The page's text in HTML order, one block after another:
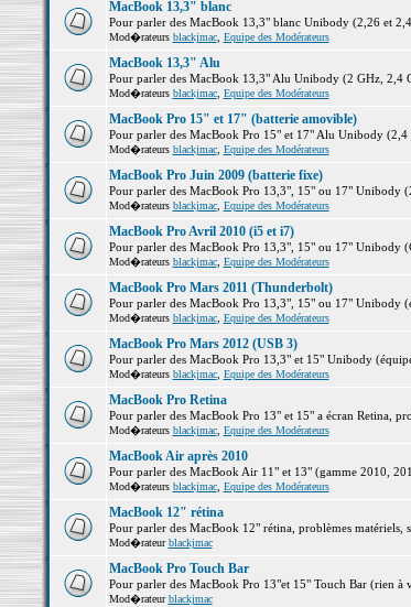
MacBook 13,3" blanc
Pour parler des MacBook 13,3" blanc Unibody (2,26 et
Mod�rateurs blackjmac, Equipe des Modérateurs
MacBook 13,3" Alu
Pour parler des MacBook 13,3" Alu Unibody (2 GHz, 2,4
Mod�rateurs blackjmac, Equipe des Modérateurs
MacBook Pro 15" et 17" (batterie amovible)
Pour parler des MacBook Pro 15" et 17" Alu Unibody
Mod�rateurs blackjmac, Equipe des Modérateurs
MacBook Pro Juin 2009 (batterie fixe)
Pour parler des MacBook Pro 13,3", 15" ou 17" Unibody
Mod�rateurs blackjmac, Equipe des Modérateurs
MacBook Pro Avril 2010 (i5 et i7)
Pour parler des MacBook Pro 13,3", 15" ou 17" Unibody
Mod�rateurs blackjmac, Equipe des Modérateurs
MacBook Pro Mars 2011 (Thunderbolt)
Pour parler des MacBook Pro 13,3", 15" ou 17" Unibody
Mod�rateurs blackjmac, Equipe des Modérateurs
MacBook Pro Mars 2012 (USB 3)
Pour parler des MacBook Pro 13,3" et 15" Unibody
Mod�rateurs blackjmac, Equipe des Modérateurs
MacBook Pro Retina
Pour parler des MacBook Pro 13" et 15" a écran Retina,
Mod�rateurs blackjmac, Equipe des Modérateurs
MacBook Air après 2010
Pour parler des MacBook Air 11" et 13" (gamme 2010,
Mod�rateurs blackjmac, Equipe des Modérateurs
MacBook 12" rétina
Pour parler des MacBook 12" rétina, problèmes
Mod�rateurblackjmac
MacBook Pro Touch Bar
Pour parler des MacBook Pro 13"et 15" Touch Bar (rien à
Mod�rateurblackjmac